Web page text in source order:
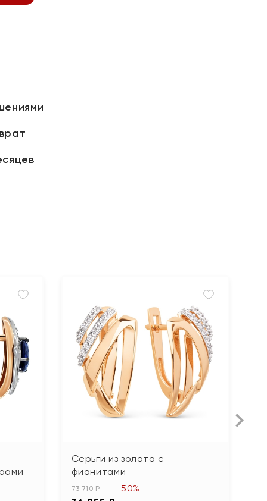
Серьги из золота с
фианитами
73 710 ₽ -50%